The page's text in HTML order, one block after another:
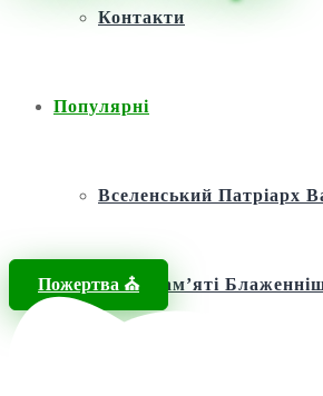
Контакти
Популярні
Вселенський Патріарх
Фонд пам’яті
Пожертва ⛪️